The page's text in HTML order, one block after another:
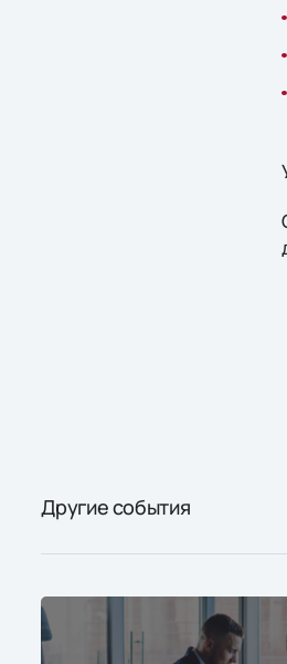
Другие события